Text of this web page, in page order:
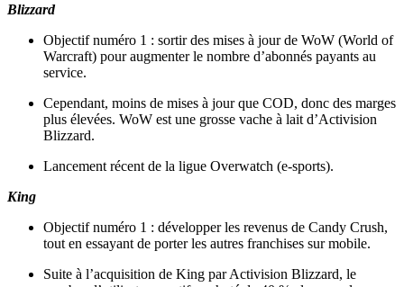
Blizzard
Objectif numéro 1 : sortir des mises à jour de WoW (World of
Warcraft) pour augmenter le nombre d’abonnés payants au
service.
Cependant, moins de mises à jour que COD, donc des marges
plus élevées. WoW est une grosse vache à lait d’Activision
Blizzard.
Lancement récent de la ligue Overwatch (e-sports).
King
Objectif numéro 1 : développer les revenus de Candy Crush,
tout en essayant de porter les autres franchises sur mobile.
Suite à l’acquisition de King par Activision Blizzard, le